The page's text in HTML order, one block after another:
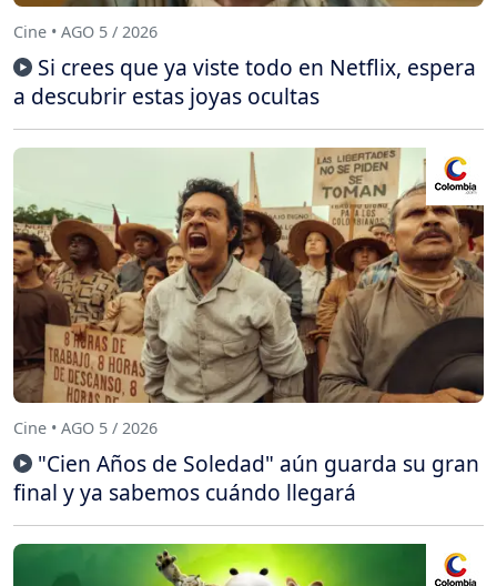
Cine • AGO 5 / 2026
Si crees que ya viste todo en Netflix, espera
a descubrir estas joyas ocultas
Cine • AGO 5 / 2026
"Cien Años de Soledad" aún guarda su gran
final y ya sabemos cuándo llegará